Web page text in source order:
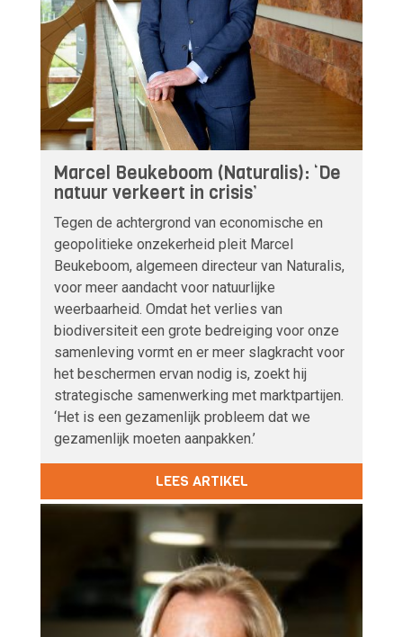
Marcel Beukeboom (Naturalis): ‘De
natuur verkeert in crisis’
Tegen de achtergrond van economische en
geopolitieke onzekerheid pleit Marcel
Beukeboom, algemeen directeur van Naturalis,
voor meer aandacht voor natuurlijke
weerbaarheid. Omdat het verlies van
biodiversiteit een grote bedreiging voor onze
samenleving vormt en er meer slagkracht voor
het beschermen ervan nodig is, zoekt hij
strategische samenwerking met marktpartijen.
‘Het is een gezamenlijk probleem dat we
gezamenlijk moeten aanpakken.’
LEES ARTIKEL